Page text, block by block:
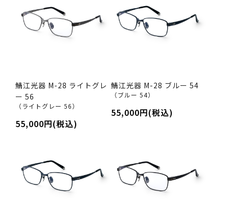
鯖江光器 M-28 ライトグレ
ー 56
（ライトグレー 56）
55,000円(税込)
鯖江光器 M-28 ブルー 54
（ブルー 54）
55,000円(税込)